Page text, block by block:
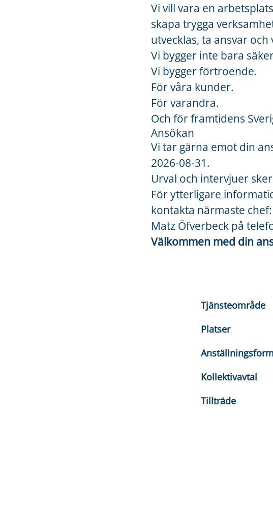
Vi vill vara en
skapa trygga
utvecklas, ta ansvar och
Vi bygger inte bara
Vi bygger förtroende.
För våra kunder.
För varandra.
Och för framtidens
Ansökan
Vi tar gärna emot din
2026-08-31.
Urval och intervjuer
För ytterligare
kontakta närmaste chef:
Matz Öfverbeck på
Välkommen med din
Tjänsteområde
Platser
Anställningsform
Kollektivavtal
Tillträde